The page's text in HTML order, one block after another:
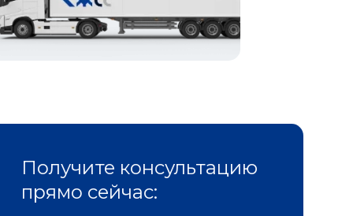
Получите консультацию
прямо сейчас: